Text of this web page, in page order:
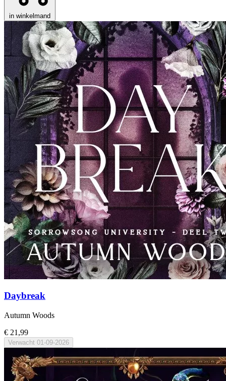
in winkelmand
Daybreak
Autumn Woods
€ 21,99
Verwacht 01-09-2026